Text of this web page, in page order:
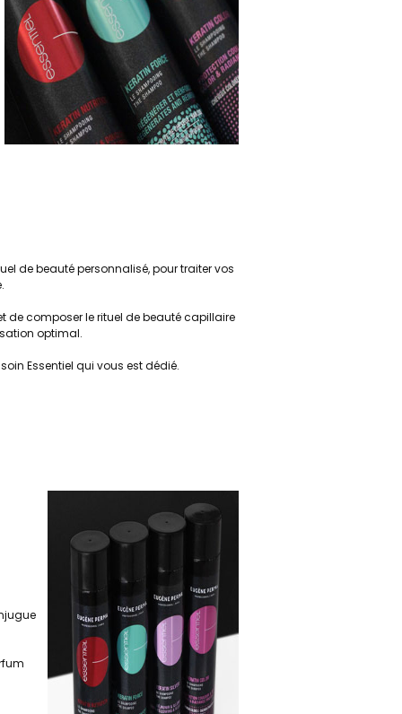
de beauté personnalisé, pour traiter vos
de composer le rituel de beauté capillaire
optimal.
Essentiel qui vous est dédié.